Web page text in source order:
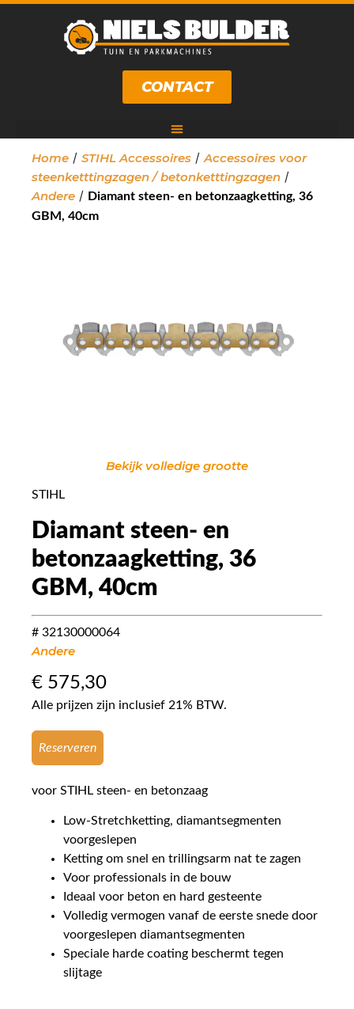
CONTACT
Home / STIHL Accessoires / Accessoires voor
steenketttingzagen / betonketttingzagen /
Andere / Diamant steen- en betonzaagketting, 36
GBM, 40cm
Bekijk volledige grootte
STIHL
Diamant steen- en
betonzaagketting, 36
GBM, 40cm
# 32130000064
Andere
€ 575,30
Alle prijzen zijn inclusief 21% BTW.
Reserveren
voor STIHL steen- en betonzaag
Low-Stretchketting, diamantsegmenten
voorgeslepen
Ketting om snel en trillingsarm nat te zagen
Voor professionals in de bouw
Ideaal voor beton en hard gesteente
Volledig vermogen vanaf de eerste snede door
voorgeslepen diamantsegmenten
Speciale harde coating beschermt tegen
slijtage